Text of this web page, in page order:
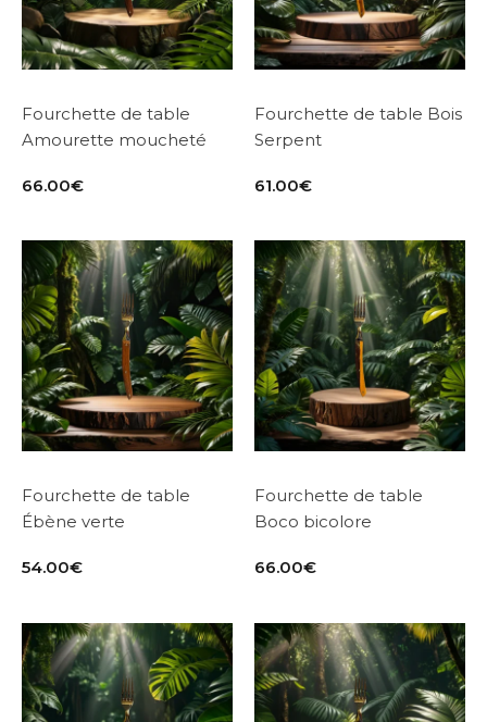
Fourchette de table
Amourette moucheté
66.00€
Fourchette de table Bois
Serpent
61.00€
Fourchette de table
Ébène verte
54.00€
Fourchette de table
Boco bicolore
66.00€